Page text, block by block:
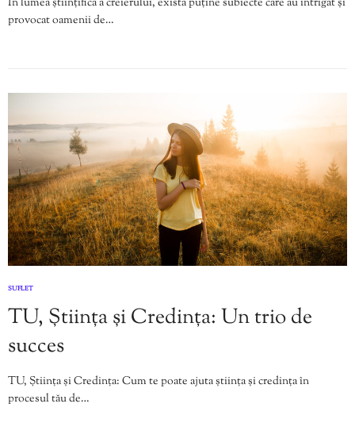
provocat oamenii de…
SUFLET
TU, Știința și Credința: Un trio de
succes
TU, Știința și Credința: Cum te poate ajuta știința și credința în
procesul tău de…